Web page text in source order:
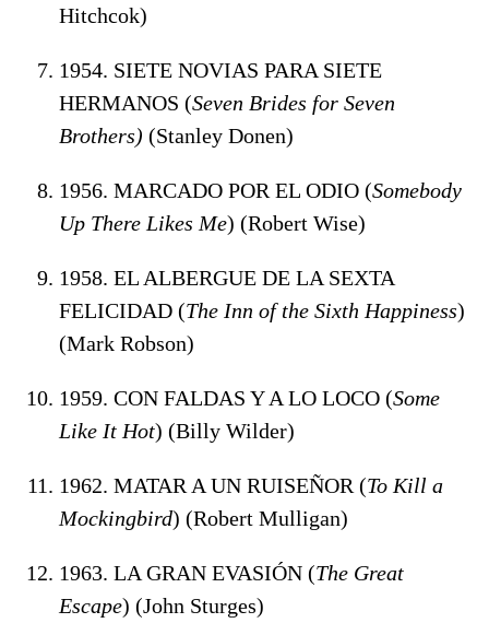
Hitchcok)
1954. SIETE NOVIAS PARA SIETE
HERMANOS (Seven Brides for Seven
Brothers) (Stanley Donen)
1956. MARCADO POR EL ODIO (Somebody
Up There Likes Me) (Robert Wise)
1958. EL ALBERGUE DE LA SEXTA
FELICIDAD (The Inn of the Sixth Happiness)
(Mark Robson)
1959. CON FALDAS Y A LO LOCO (Some
Like It Hot) (Billy Wilder)
1962. MATAR A UN RUISEÑOR (To Kill a
Mockingbird) (Robert Mulligan)
1963. LA GRAN EVASIÓN (The Great
Escape) (John Sturges)